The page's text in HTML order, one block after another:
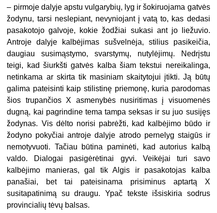
– pirmoje dalyje apstu vulgarybių, lyg ir šokiruojama gatvės
žodynu, tarsi neslepiant, nevyniojant į vatą to, kas dedasi
pasakotojo galvoje, kokie žodžiai sukasi ant jo liežuvio.
Antroje dalyje kalbėjimas sušvelnėja, stilius pasikeičia,
daugiau susimąstymo, svarstymų, nutylėjimų. Nedrįstu
teigi, kad šiurkšti gatvės kalba šiam tekstui nereikalinga,
netinkama ar skirta tik masiniam skaitytojui įtikti. Ją būtų
galima pateisinti kaip stilistinę priemonę, kuria parodomas
šios trupančios X asmenybės nusiritimas į visuomenės
dugną, kai pagrindine tema tampa seksas ir su juo susijęs
žodynas. Vis dėlto norisi pabrėžti, kad kalbėjimo būdo ir
žodyno pokyčiai antroje dalyje atrodo pernelyg staigūs ir
nemotyvuoti. Tačiau būtina paminėti, kad autorius kalbą
valdo. Dialogai pasigėrėtinai gyvi. Veikėjai turi savo
kalbėjimo manieras, gal tik Algis ir pasakotojas kalba
panašiai, bet tai pateisinama prisiminus aptartą X
susitapatinimą su draugu. Ypač tekste išsiskiria sodrus
provincialių tėvų balsas.